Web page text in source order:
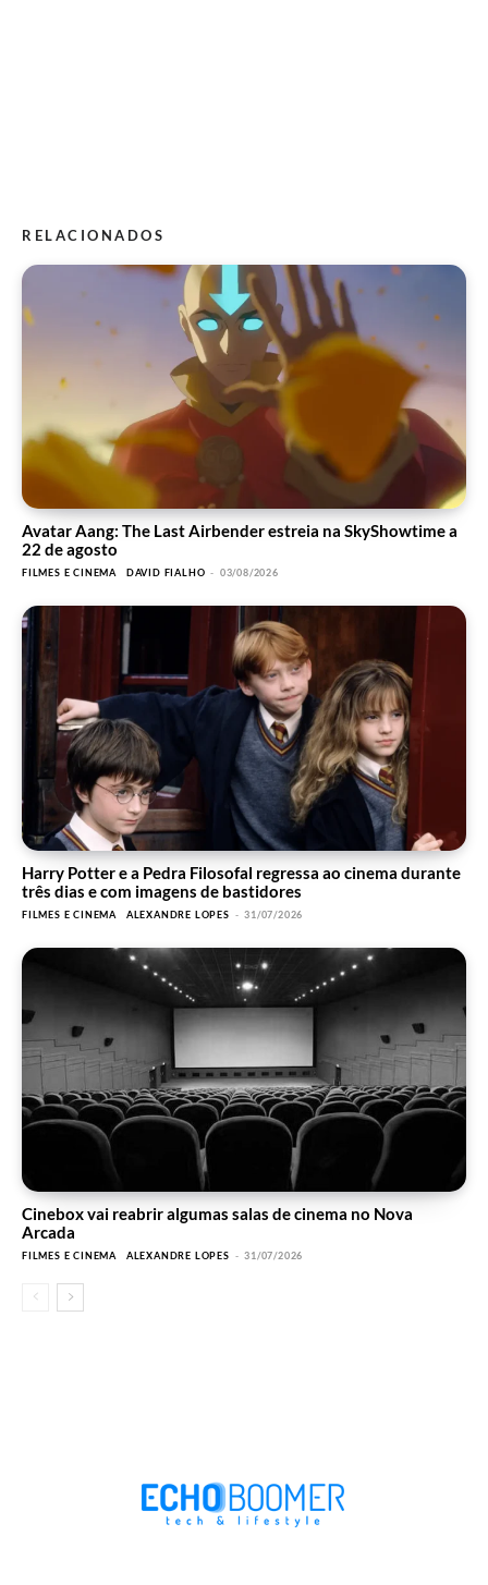
RELACIONADOS
Avatar Aang: The Last Airbender estreia na SkyShowtime a
22 de agosto
FILMES E CINEMA DAVID FIALHO - 03/08/2026
Harry Potter e a Pedra Filosofal regressa ao cinema durante
três dias e com imagens de bastidores
FILMES E CINEMA ALEXANDRE LOPES - 31/07/2026
Cinebox vai reabrir algumas salas de cinema no Nova
Arcada
FILMES E CINEMA ALEXANDRE LOPES - 31/07/2026